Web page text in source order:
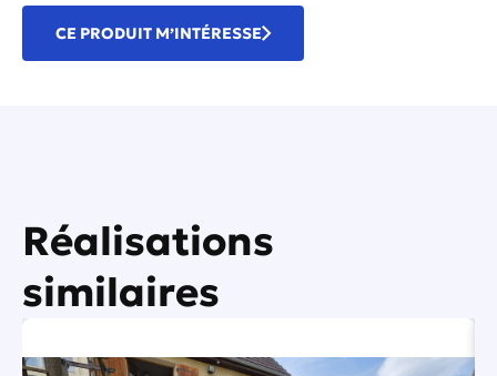
CE PRODUIT M’INTÉRESSE
Réalisations
similaires